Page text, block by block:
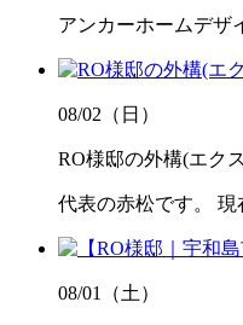
アンカーホームデザ
08/02（日）
RO様邸の外構(エク
代表の赤松です。
08/01（土）